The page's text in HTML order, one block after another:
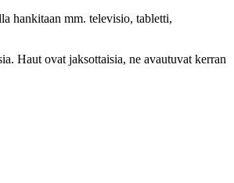
hankitaan mm. televisio, tabletti,
Haut ovat jaksottaisia, ne avautuvat kerran